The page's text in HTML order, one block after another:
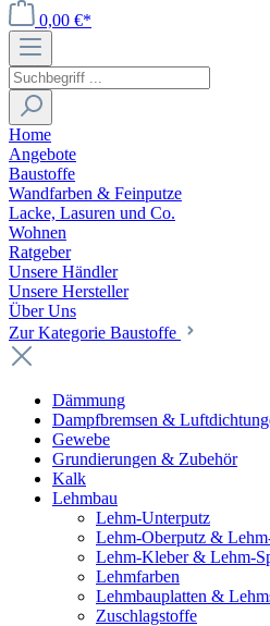
0,00 €*
Home
Angebote
Baustoffe
Wandfarben & Feinputze
Lacke, Lasuren und Co.
Wohnen
Ratgeber
Unsere Händler
Unsere Hersteller
Über Uns
Zur Kategorie Baustoffe
Dämmung
Dampfbremsen &
Gewebe
Grundierungen & Zubehör
Kalk
Lehmbau
Lehm-Unterputz
Lehm-Oberputz &
Lehm-Kleber & Lehm-
Lehmfarben
Lehmbauplatten &
Zuschlagstoffe